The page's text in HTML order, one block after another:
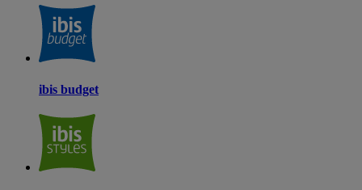
ibis budget